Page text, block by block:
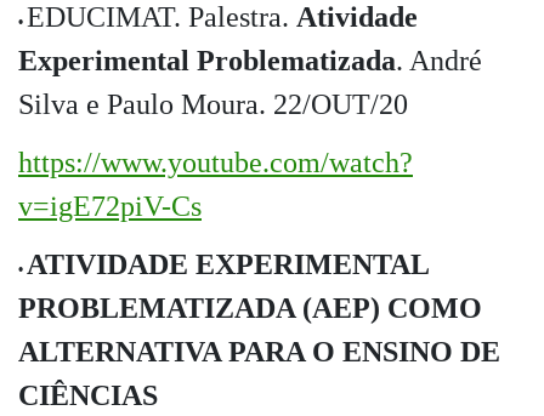
• EDUCIMAT. Palestra. Atividade
Experimental Problematizada. André
Silva e Paulo Moura. 22/OUT/20
https://www.youtube.com/watch?
v=igE72piV-Cs
• ATIVIDADE EXPERIMENTAL
PROBLEMATIZADA (AEP) COMO
ALTERNATIVA PARA O ENSINO DE
CIÊNCIAS